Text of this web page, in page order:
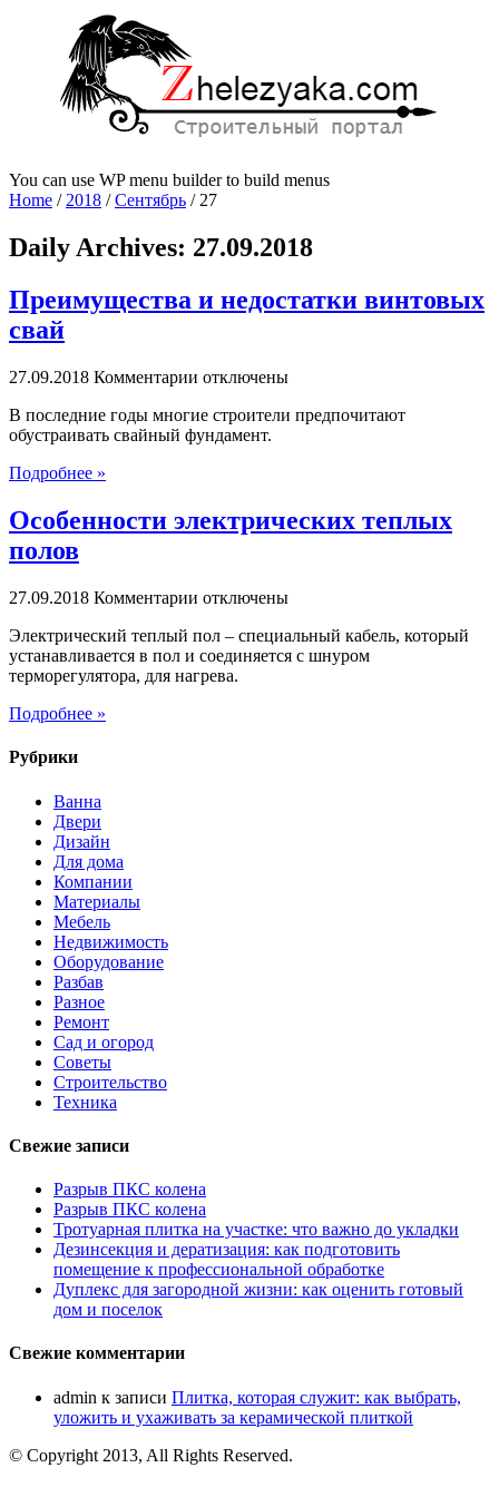
You can use WP menu builder to build menus
Home /2018 /Сентябрь /27
Daily Archives: 27.09.2018
Преимущества и недостатки винтовых
свай
27.09.2018 Комментарии к
Преимущества
и
отключены
В последние годы многие строители предпочитают
обустраивать свайный фундамент.
Подробнее »
Особенности электрических теплых
полов
27.09.2018 Комментарии к
Особенности
электрических
теплых
отключены
Электрический теплый пол – специальный кабель, который
устанавливается в пол и соединяется с шнуром
терморегулятора, для нагрева.
Подробнее »
Рубрики
Ванна
Двери
Дизайн
Для дома
Компании
Материалы
Мебель
Недвижимость
Оборудование
Разбав
Разное
Ремонт
Сад и огород
Советы
Строительство
Техника
Свежие записи
Разрыв ПКС колена
Разрыв ПКС колена
Тротуарная плитка на участке: что важно до укладки
Дезинсекция и дератизация: как подготовить
помещение к профессиональной обработке
Дуплекс для загородной жизни: как оценить готовый
дом и поселок
Свежие комментарии
admin к записи Плитка, которая служит: как выбрать,
уложить и ухаживать за керамической плиткой
© Copyright 2013, All Rights Reserved.